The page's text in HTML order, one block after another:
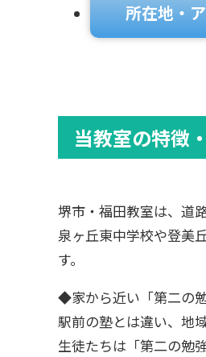
所在地・
当教室の特徴
堺市・福田教室は、道
泉ヶ丘東中学校や登美
す。
◆家から近い「第二の勉
駅前の塾とは違い、地
生徒たちは「第二の勉